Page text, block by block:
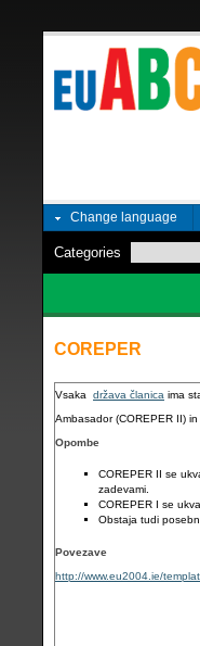
Change language
Categories
COREPER
Vsaka država članica ima
Ambasador (COREPER II)
Opombe
COREPER II se
zadevami.
COREPER I se
Obstaja tudi
Povezave
http://www.eu2004.ie/